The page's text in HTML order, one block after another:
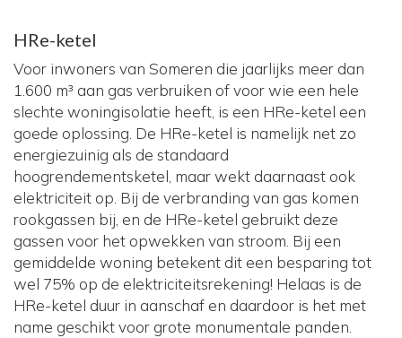
HRe-ketel
Voor inwoners van Someren die jaarlijks meer dan
1.600 m³ aan gas verbruiken of voor wie een hele
slechte woningisolatie heeft, is een HRe-ketel een
goede oplossing. De HRe-ketel is namelijk net zo
energiezuinig als de standaard
hoogrendementsketel, maar wekt daarnaast ook
elektriciteit op. Bij de verbranding van gas komen
rookgassen bij, en de HRe-ketel gebruikt deze
gassen voor het opwekken van stroom. Bij een
gemiddelde woning betekent dit een besparing tot
wel 75% op de elektriciteitsrekening! Helaas is de
HRe-ketel duur in aanschaf en daardoor is het met
name geschikt voor grote monumentale panden.